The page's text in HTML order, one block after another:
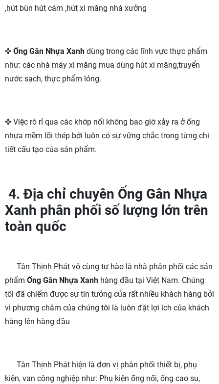
,hút bùn hút cám ,hút xi măng nhà xưởng
✜ Ống Gân Nhựa Xanh dùng trong các lĩnh vực thực phẩm
như: các nhà máy xi măng mua dùng hút xi măng,truyển
nước sạch, thực phẩm lỏng.
✜ Việc rò rỉ qua các khớp nối không bao giờ xảy ra ở ống
nhựa mềm lõi thép bởi luôn có sự vững chắc trong từng chi
tiết cấu tạo của sản phẩm.
4. Địa chỉ chuyên Ống Gân Nhựa
Xanh phân phối số lượng lớn trên
toàn quốc
Tân Thịnh Phát vô cùng tự hào là nhà phân phối các sản
phẩm Ống Gân Nhựa Xanh hàng đầu tại Việt Nam. Chúng
tôi đã chiếm được sự tin tưởng của rất nhiều khách hàng bởi
vì phương châm của chúng tôi là luôn đặt lợi ích của khách
hàng lên hàng đầu
Tân Thịnh Phát hiện là đơn vị phân phối thiết bị, phụ
kiện, van công nghiệp như: Phụ kiện ống nối, ống cao su,